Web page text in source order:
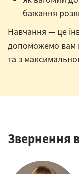
бажання
Навчання — це
допоможемо вам
та з
Звернення